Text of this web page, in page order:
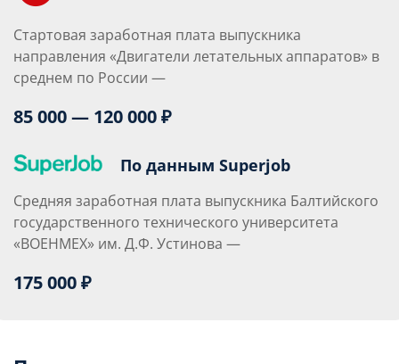
Стартовая заработная плата выпускника
направления «Двигатели летательных аппаратов» в
среднем по России —
85 000 — 120 000 ₽
По данным Superjob
Средняя заработная плата выпускника Балтийского
государственного технического университета
«ВОЕНМЕХ» им. Д.Ф. Устинова —
175 000 ₽